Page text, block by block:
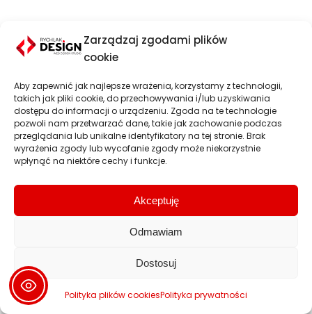
Zarządzaj zgodami plików
cookie
Aby zapewnić jak najlepsze wrażenia, korzystamy z technologii,
takich jak pliki cookie, do przechowywania i/lub uzyskiwania
dostępu do informacji o urządzeniu. Zgoda na te technologie
pozwoli nam przetwarzać dane, takie jak zachowanie podczas
przeglądania lub unikalne identyfikatory na tej stronie. Brak
wyrażenia zgody lub wycofanie zgody może niekorzystnie
wpłynąć na niektóre cechy i funkcje.
Akceptuję
Odmawiam
Dostosuj
Polityka plików cookiesPolityka prywatności